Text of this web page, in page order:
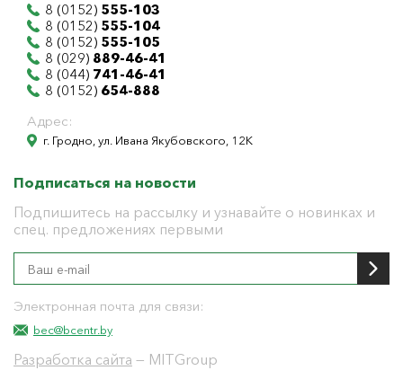
8 (0152) 555-103
8 (0152) 555-104
8 (0152) 555-105
8 (029) 889-46-41
8 (044) 741-46-41
8 (0152) 654-888
Адрес:
г. Гродно, ул. Ивана Якубовского, 12К
Подписаться на новости
Подпишитесь на рассылку и узнавайте о новинках и
спец. предложениях первыми
Электронная почта для связи:
bec@bcentr.by
Разработка сайта — MITGroup